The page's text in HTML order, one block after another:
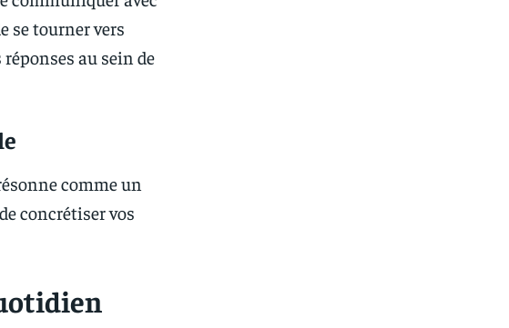
se tourner vers
au sein de
comme un
concrétiser vos